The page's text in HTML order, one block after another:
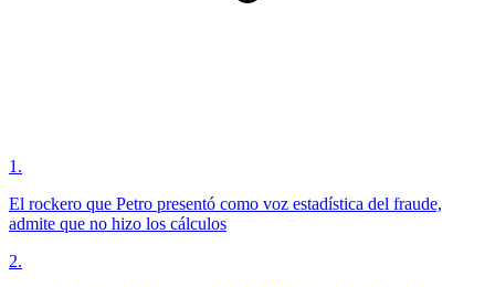
1 .
El rockero que Petro presentó como voz estadística del fraude,
admite que no hizo los cálculos
2.